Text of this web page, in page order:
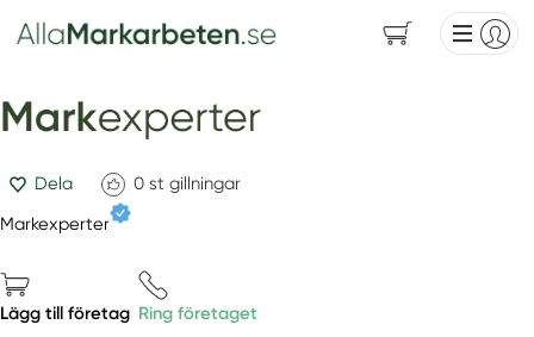
Dela 0 st gillningar
Markexperter
Lägg till företag Ring företaget